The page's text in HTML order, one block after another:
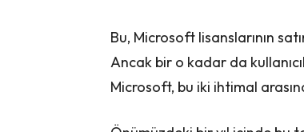
Bu, Microsoft lisanslarının
Ancak bir o kadar da
Microsoft, bu iki ihtimal